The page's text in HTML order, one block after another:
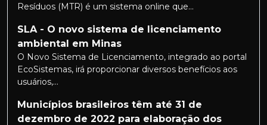
Resíduos (MTR) é um sistema online que...
SLA - O novo sistema de licenciamento
ambiental em Minas
O Novo Sistema de Licenciamento, integrado ao portal
EcoSistemas, irá proporcionar diversos benefícios aos
usuários,...
Municípios brasileiros têm até 31 de
dezembro de 2022 para elaboração dos